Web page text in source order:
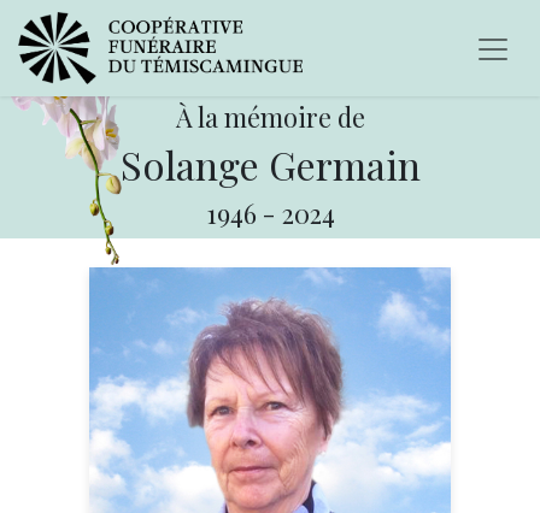
À la mémoire de
Solange Germain
1946 - 2024